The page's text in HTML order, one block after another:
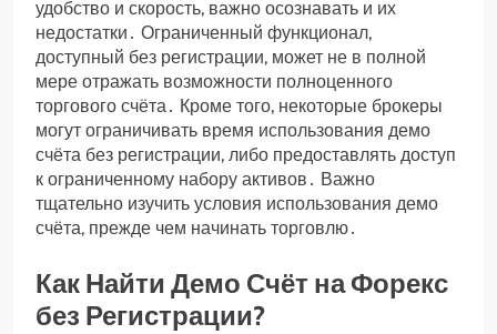
удобство и скорость, важно осознавать и их
недостатки․ Ограниченный функционал,
доступный без регистрации, может не в полной
мере отражать возможности полноценного
торгового счёта․ Кроме того, некоторые брокеры
могут ограничивать время использования демо
счёта без регистрации, либо предоставлять доступ
к ограниченному набору активов․ Важно
тщательно изучить условия использования демо
счёта, прежде чем начинать торговлю․
Как Найти Демо Счёт на Форекс
без Регистрации?